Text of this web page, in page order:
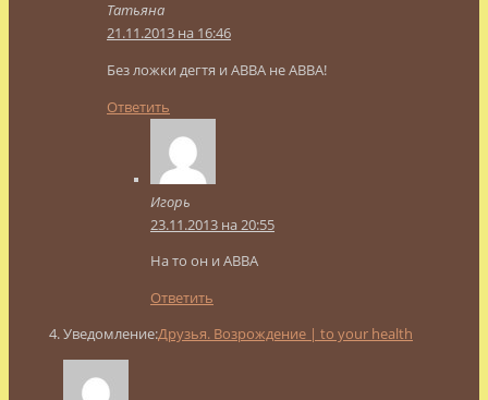
Татьяна
21.11.2013 на 16:46
Без ложки дегтя и АВВА не АВВА!
Ответить
Игорь
23.11.2013 на 20:55
На то он и АВВА
Ответить
Уведомление:Друзья. Возрождение | to your health